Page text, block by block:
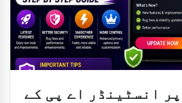
انسٹینڈر اے پی کے